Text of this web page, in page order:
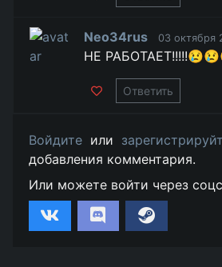
Neo34rus 03 октября
НЕ
Ответить
Войдите или
добавления комментария.
Или можете войти через